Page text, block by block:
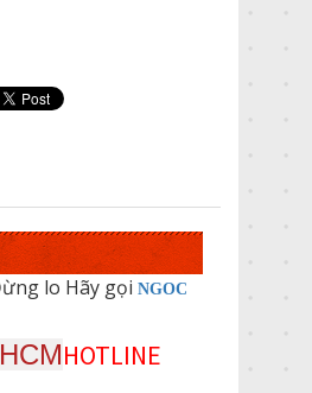
lo Hãy gọi NGOC
HOTLINE